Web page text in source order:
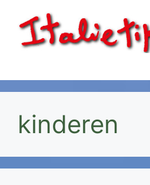
naar
inhoud
kinderen